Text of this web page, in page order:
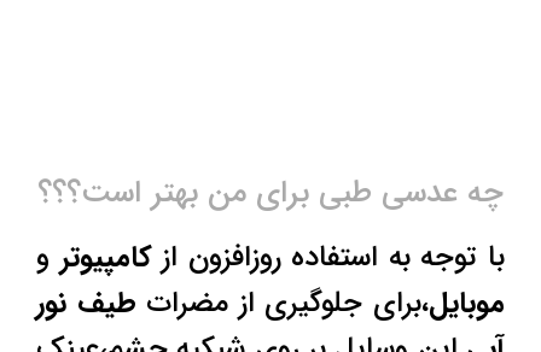
چه عدسی طبی برای من بهتر است؟؟؟
با توجه به استفاده روزافزون ازکامپیوتر و
موبایل،برای جلوگیری از مضرات طیف نور